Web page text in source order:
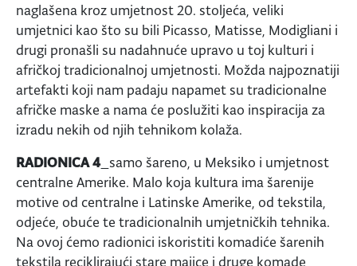
naglašena kroz umjetnost 20. stoljeća, veliki
umjetnici kao što su bili Picasso, Matisse, Modigliani i
drugi pronašli su nadahnuće upravo u toj kulturi i
afričkoj tradicionalnoj umjetnosti. Možda najpoznatiji
artefakti koji nam padaju napamet su tradicionalne
afričke maske a nama će poslužiti kao inspiracija za
izradu nekih od njih tehnikom kolaža.
RADIONICA 4_samo šareno, u Meksiko i umjetnost
centralne Amerike. Malo koja kultura ima šarenije
motive od centralne i Latinske Amerike, od tekstila,
odjeće, obuće te tradicionalnih umjetničkih tehnika.
Na ovoj ćemo radionici iskoristiti komadiće šarenih
tekstila reciklirajući stare majice i druge komade